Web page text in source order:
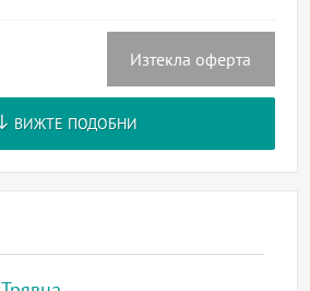
Изтекла оферта
ВИЖТЕ ПОДОБНИ